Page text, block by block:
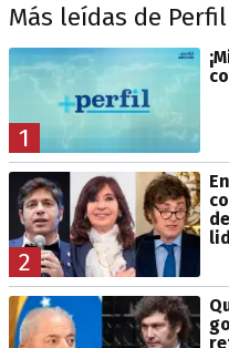
Más leídas de Perfil
1
2